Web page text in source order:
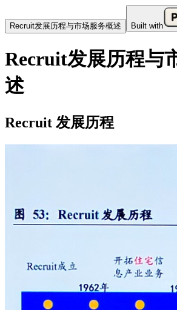
Recruit发展历程与市场服务概述 Built with
Recruit发展历程与
述
Recruit 发展历程